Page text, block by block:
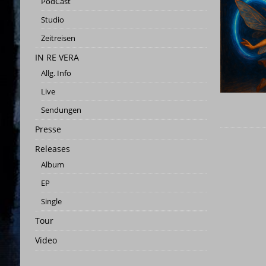
STUDIO |
Studio-
Studio
Zeitreisen
IN RE VERA
Allg. Info
Live
Sendungen
Presse
Releases
Album
EP
Single
Tour
Video